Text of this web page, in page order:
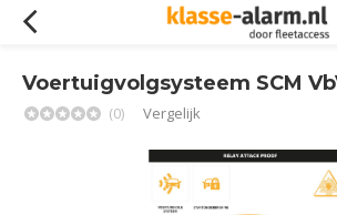
Voertuigvolgsysteem SCM
(0) Vergelijk